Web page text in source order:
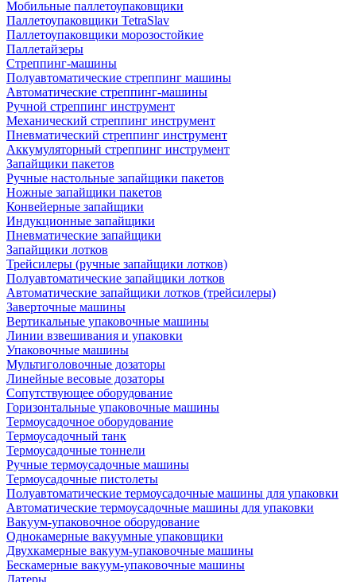
Мобильные паллетоупаковщики
Паллетоупаковщики TetraSlav
Паллетоупаковщики морозостойкие
Паллетайзеры
Стреппинг-машины
Полуавтоматические стреппинг машины
Автоматические стреппинг-машины
Ручной стреппинг инструмент
Механический стреппинг инструмент
Пневматический стреппинг инструмент
Аккумуляторный стреппинг инструмент
Запайщики пакетов
Ручные настольные запайщики пакетов
Ножные запайщики пакетов
Конвейерные запайщики
Индукционные запайщики
Пневматические запайщики
Запайщики лотков
Трейсилеры (ручные запайщики лотков)
Полуавтоматические запайщики лотков
Автоматические запайщики лотков (трейсилеры)
Заверточные машины
Вертикальные упаковочные машины
Линии взвешивания и упаковки
Упаковочные машины
Мультиголовочные дозаторы
Линейные весовые дозаторы
Сопутствующее оборудование
Горизонтальные упаковочные машины
Термоусадочное оборудование
Термоусадочный танк
Термоусадочные тоннели
Ручные термоусадочные машины
Термоусадочные пистолеты
Полуавтоматические термоусадочные машины для упаковки
Автоматические термоусадочные машины для упаковки
Вакуум-упаковочное оборудование
Однокамерные вакуумные упаковщики
Двухкамерные вакуум-упаковочные машины
Бескамерные вакуум-упаковочные машины
Датеры